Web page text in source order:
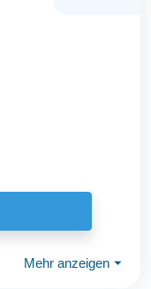
Mehr anzeigen ⏷